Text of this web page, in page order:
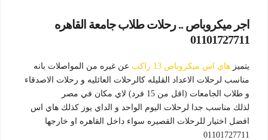
اجر ميكروباص .. رحلات طلاب جامعة القاهره
01101727711
يتميز هاي اس ميكروباص 13 راكب
عن غيره من المواصلات بانه
مناسب لرحلات الاعداد القليله كالرحلات العائليه و رحلات الاصدقاء
و طلاب الجامعات (اقل من 15 فرد) لاي مكان في مصر
لذلك مناسب جدا لرحلات اليوم الواحد و الداي يوز كذلك هاي اس
افضل اختيار للرحلات القصيره سواء داخل القاهره او خارجها
01101727711